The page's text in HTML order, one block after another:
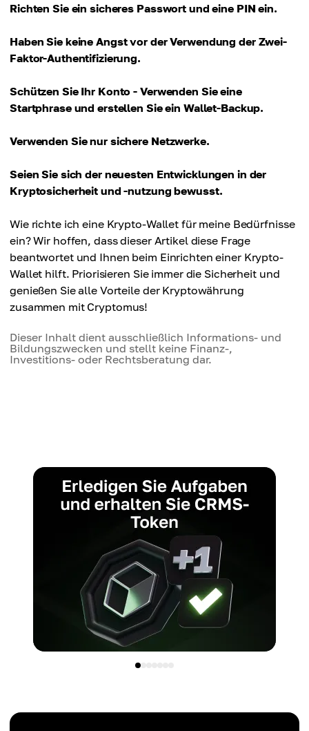
Richten Sie ein sicheres Passwort und eine PIN ein.
Haben Sie keine Angst vor der Verwendung der Zwei-
Faktor-Authentifizierung.
Schützen Sie Ihr Konto - Verwenden Sie eine
Startphrase und erstellen Sie ein Wallet-Backup.
Verwenden Sie nur sichere Netzwerke.
Seien Sie sich der neuesten Entwicklungen in der
Kryptosicherheit und -nutzung bewusst.
Wie richte ich eine Krypto-Wallet für meine Bedürfnisse
ein? Wir hoffen, dass dieser Artikel diese Frage
beantwortet und Ihnen beim Einrichten einer Krypto-
Wallet hilft. Priorisieren Sie immer die Sicherheit und
genießen Sie alle Vorteile der Kryptowährung
zusammen mit Cryptomus!
Dieser Inhalt dient ausschließlich Informations- und
Bildungszwecken und stellt keine Finanz-,
Investitions- oder Rechtsberatung dar.